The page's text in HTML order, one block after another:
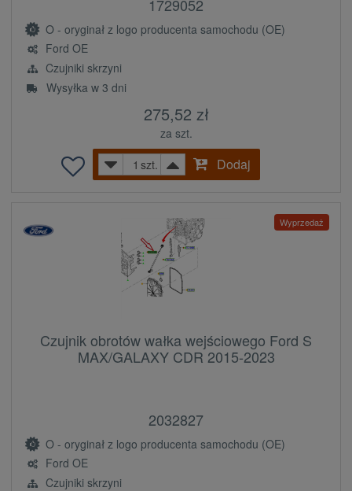
1729052
O - oryginał z logo producenta samochodu (OE)
Ford OE
Czujniki skrzyni
Wysyłka w 3 dni
275,52 zł
za szt.
szt.
Dodaj
Wyprzedaż
Czujnik obrotów wałka wejściowego Ford S
MAX/GALAXY CDR 2015-2023
2032827
O - oryginał z logo producenta samochodu (OE)
Ford OE
Czujniki skrzyni